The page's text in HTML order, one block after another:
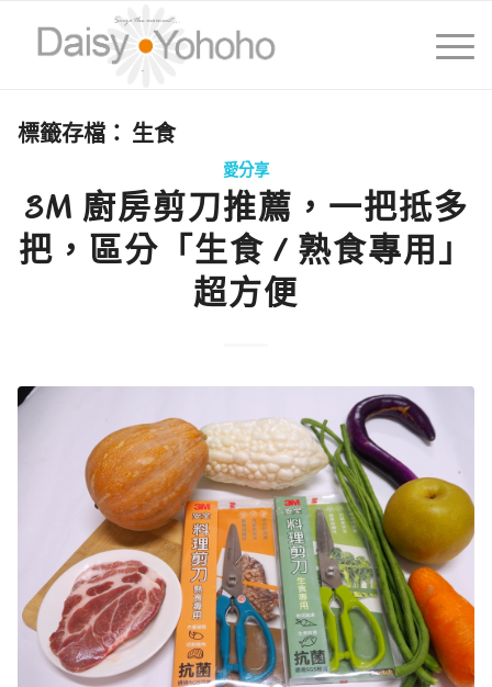
標籤存檔： 生食
愛分享
3M 廚房剪刀推薦，一把抵多
把，區分「生食 / 熟食專用」
超方便